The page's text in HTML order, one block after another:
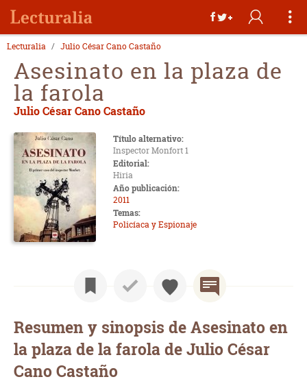
Lecturalia Julio César Cano Castaño
Asesinato en la plaza de
la farola
Julio César Cano Castaño
Título alternativo:
Inspector Monfort 1
Editorial:
Hiria
Año publicación:
2011
Temas:
Policíaca y Espionaje
Resumen y sinopsis de Asesinato en
la plaza de la farola de Julio César
Cano Castaño